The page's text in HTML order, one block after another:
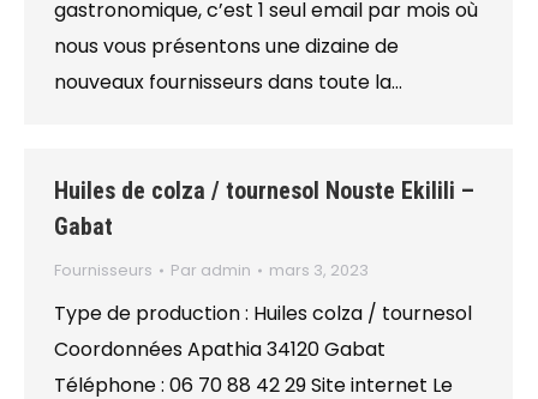
gastronomique, c’est 1 seul email par mois où
nous vous présentons une dizaine de
nouveaux fournisseurs dans toute la…
Huiles de colza / tournesol Nouste Ekilili –
Gabat
Fournisseurs Par admin mars 3, 2023
Type de production : Huiles colza / tournesol
Coordonnées Apathia 34120 Gabat
Téléphone : 06 70 88 42 29 Site internet Le